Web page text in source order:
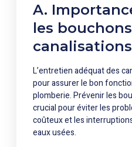
A.
les
canalisations
L’entretien adéquat des
pour assurer le bon
plomberie. Prévenir les
crucial pour éviter les
coûteux et les
eaux usées.